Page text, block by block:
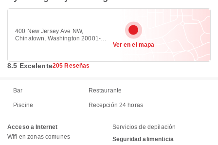
400 New Jersey Ave NW,
Chinatown, Washington 20001-
Ver en el mapa
8.5 Excelente205 Reseñas
Bar Restaurante
Piscine Recepción 24 horas
Acceso a Internet
Wifi en zonas comunes
Servicios de depilación
Seguridad alimenticia